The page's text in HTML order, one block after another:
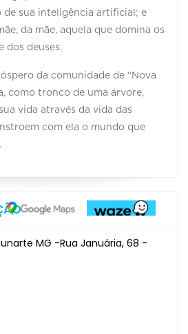
de sua inteligência artificial; e
da mãe, aquela que domina os
dos deuses.
da comunidade de “Nova
como tronco de uma árvore,
vida através da vida das
com ela o mundo que
MG -Rua Januária, 68 -